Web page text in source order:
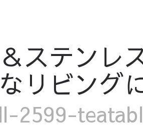
ステンレ
なリビン
2599-